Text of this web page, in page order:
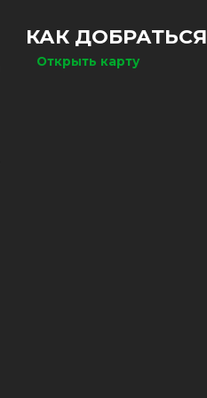
2 322.88RUB / шт
КАК ДОБРАТЬСЯ
Открыть карту